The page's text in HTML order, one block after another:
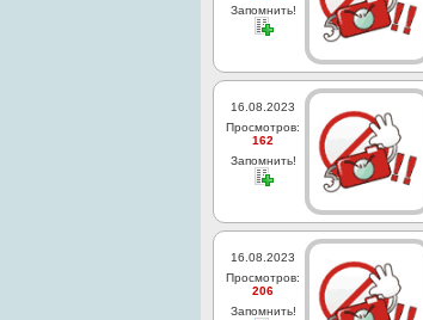
Запомнить!
16.08.2023
Просмотров:
162
Запомнить!
16.08.2023
Просмотров:
206
Запомнить!